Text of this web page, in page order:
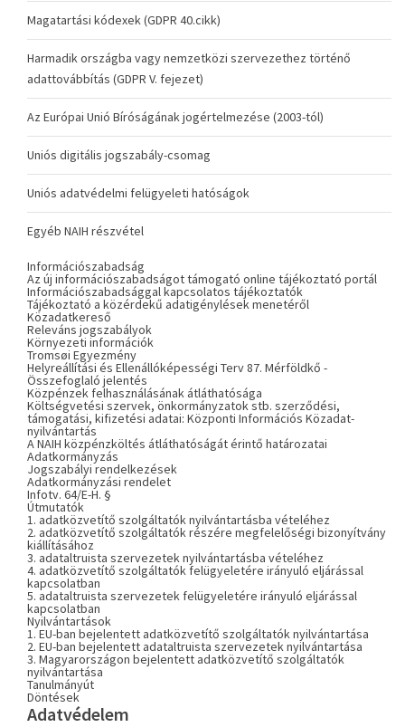
Magatartási kódexek (GDPR 40.cikk)
Harmadik országba vagy nemzetközi szervezethez történő
adattovábbítás (GDPR V. fejezet)
Az Európai Unió Bíróságának jogértelmezése (2003-tól)
Uniós digitális jogszabály-csomag
Uniós adatvédelmi felügyeleti hatóságok
Egyéb NAIH részvétel
Információszabadság
Az új információszabadságot támogató online tájékoztató portál
Információszabadsággal kapcsolatos tájékoztatók
Tájékoztató a közérdekű adatigénylések menetéről
Közadatkereső
Releváns jogszabályok
Környezeti információk
Tromsøi Egyezmény
Helyreállítási és Ellenállóképességi Terv 87. Mérföldkő -
Összefoglaló jelentés
Közpénzek felhasználásának átláthatósága
Költségvetési szervek, önkormányzatok stb. szerződési,
támogatási, kifizetési adatai: Központi Információs Közadat-
nyilvántartás
A NAIH közpénzköltés átláthatóságát érintő határozatai
Adatkormányzás
Jogszabályi rendelkezések
Adatkormányzási rendelet
Infotv. 64/E-H. §
Útmutatók
1. adatközvetítő szolgáltatók nyilvántartásba vételéhez
2. adatközvetítő szolgáltatók részére megfelelőségi bizonyítvány
kiállításához
3. adataltruista szervezetek nyilvántartásba vételéhez
4. adatközvetítő szolgáltatók felügyeletére irányuló eljárással
kapcsolatban
5. adataltruista szervezetek felügyeletére irányuló eljárással
kapcsolatban
Nyilvántartások
1. EU-ban bejelentett adatközvetítő szolgáltatók nyilvántartása
2. EU-ban bejelentett adataltruista szervezetek nyilvántartása
3. Magyarországon bejelentett adatközvetítő szolgáltatók
nyilvántartása
Tanulmányút
Döntések
Adatvédelem